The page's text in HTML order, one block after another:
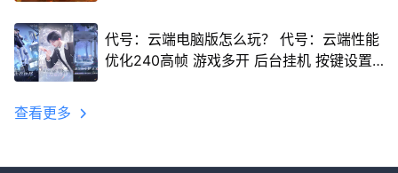
代号：云端电脑版怎么玩？ 代号：云端性能
优化240高帧 游戏多开 后台挂机 按键设置
查看更多